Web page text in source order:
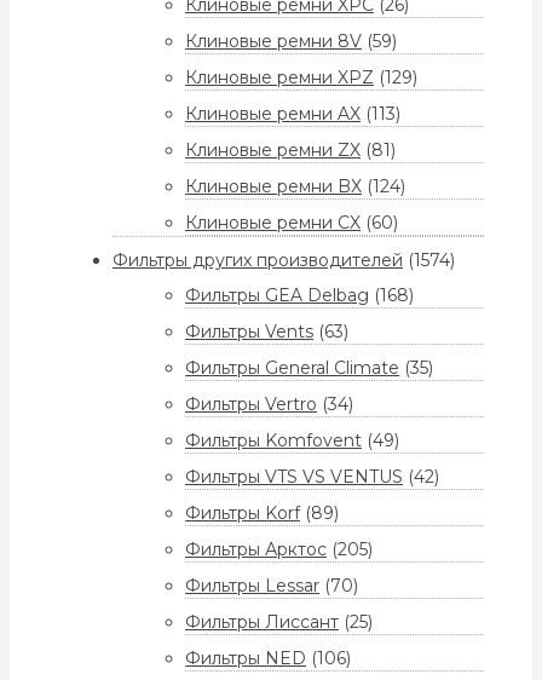
Клиновые ремни XPC (26)
Клиновые ремни 8V (59)
Клиновые ремни XPZ (129)
Клиновые ремни AX (113)
Клиновые ремни ZX (81)
Клиновые ремни BX (124)
Клиновые ремни CX (60)
Фильтры других производителей (1574)
Фильтры GEA Delbag (168)
Фильтры Vents (63)
Фильтры General Climate (35)
Фильтры Vertro (34)
Фильтры Komfovent (49)
Фильтры VTS VS VENTUS (42)
Фильтры Korf (89)
Фильтры Арктос (205)
Фильтры Lessar (70)
Фильтры Лиссант (25)
Фильтры NED (106)